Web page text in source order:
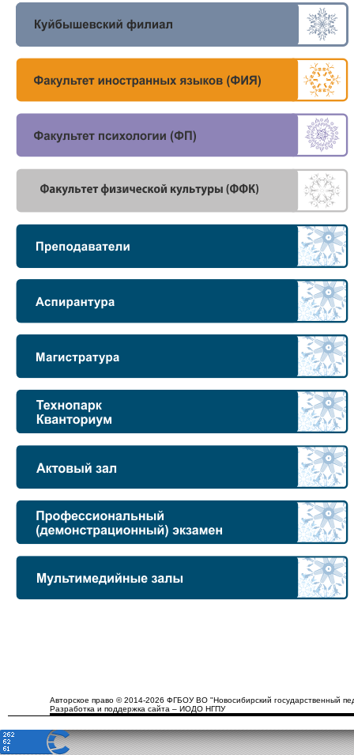
Авторское право © 2014-2026 ФГБОУ ВО "Новосибирский государственный
Разработка и поддержка сайта – ИОДО НГПУ